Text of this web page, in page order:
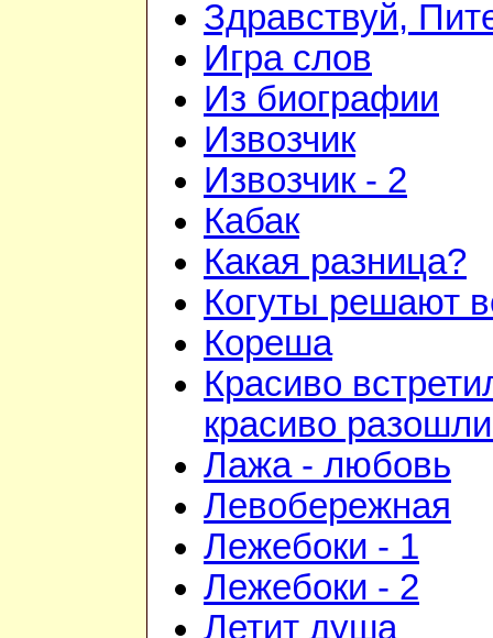
Здравствуй,
Игра слов
Из биографии
Извозчик
Извозчик - 2
Кабак
Какая разница?
Когуты решают
Кореша
Красиво
красиво
Лажа - любовь
Левобережная
Лежебоки - 1
Лежебоки - 2
Летит душа